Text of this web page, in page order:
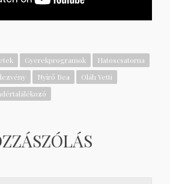
Gyerekprogramok
Hatoscsatorna
Nyírő Bea
Oláh Yetti